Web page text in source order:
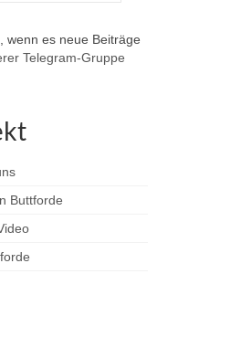
wenn es neue Beiträge
Telegram-Gruppe
Buttforde